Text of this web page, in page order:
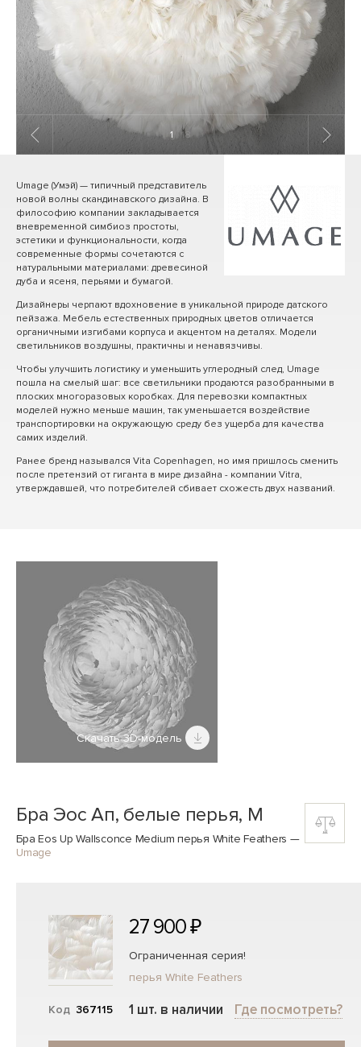
1 / 18
Umage (Умэй) — типичный представитель
новой волны скандинавского дизайна. В
философию компании закладывается
вневременной симбиоз простоты,
эстетики и функциональности, когда
современные формы сочетаются с
натуральными материалами: древесиной
дуба и ясеня, перьями и бумагой.
Дизайнеры черпают вдохновение в уникальной природе датского
пейзажа. Мебель естественных природных цветов отличается
органичными изгибами корпуса и акцентом на деталях. Модели
светильников воздушны, практичны и ненавязчивы.
Чтобы улучшить логистику и уменьшить углеродный след, Umage
пошла на смелый шаг: все светильники продаются разобранными в
плоских многоразовых коробках. Для перевозки компактных
моделей нужно меньше машин, так уменьшается воздействие
транспортировки на окружающую среду без ущерба для качества
самих изделий.
Ранее бренд назывался Vita Copenhagen, но имя пришлось сменить
после претензий от гиганта в мире дизайна - компании Vitra,
утверждавшей, что потребителей сбивает схожесть двух названий.
Скачать 3D-модель
Бра Эос Ап, белые перья, M
Бра Eos Up Wallsconce Medium перья White Feathers —
Umage
Код 367115
27 900 ₽
Ограниченная серия!
перья White Feathers
1 шт. в наличии Где посмотреть?